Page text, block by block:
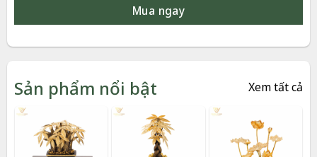
Mua ngay
Sản phẩm nổi bật Xem tất cả